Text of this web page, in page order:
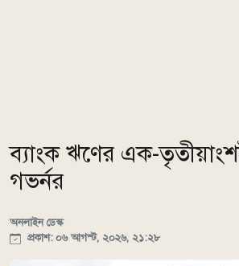
ব্যাংক ঋণের এক-
গভর্নর
অনলাইন ডেস্ক
প্রকাশ: ০৬ আগস্ট, ২০২৬, ২১:২৮